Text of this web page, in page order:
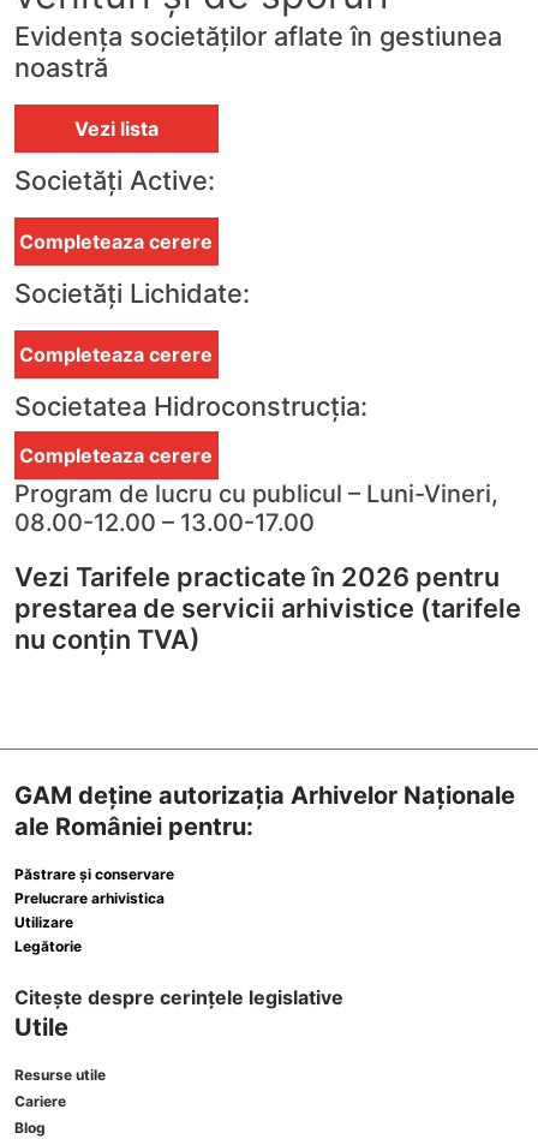
Evidența societăților aflate în gestiunea
noastră
Vezi lista
Societăți Active:
Completeaza cerere
Societăți Lichidate:
Completeaza cerere
Societatea Hidroconstrucția:
Completeaza cerere
Program de lucru cu publicul – Luni-Vineri,
08.00-12.00 – 13.00-17.00
Vezi Tarifele practicate în 2026 pentru
prestarea de servicii arhivistice (tarifele
nu conțin TVA)
GAM deține autorizația Arhivelor Naționale
ale României pentru:
Păstrare și conservare
Prelucrare arhivistica
Utilizare
Legătorie
Citește despre cerințele legislative
Utile
Resurse utile
Cariere
Blog